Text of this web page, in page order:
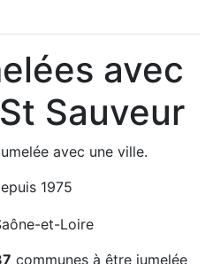
avec
Sauveur
avec une ville.
1975
et-Loire
communes à être jumelée